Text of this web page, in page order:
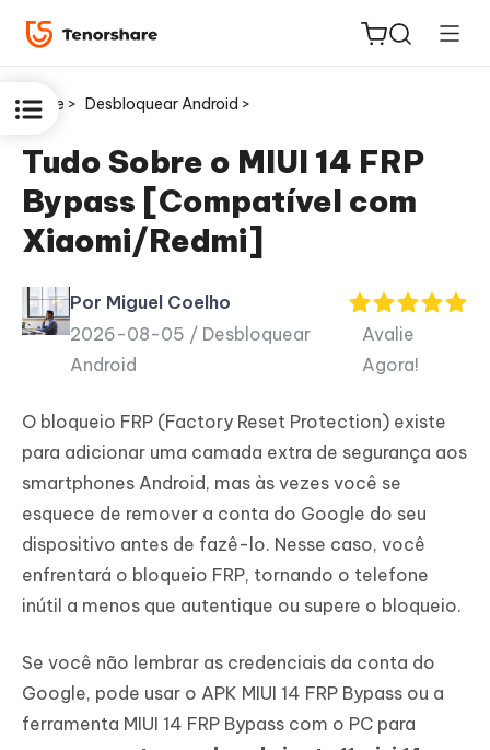
ReiBoot
for iOS
PDNob
PDF
Editor
Novo
iAnyGo
Home > Desbloquear Android >
Tudo Sobre o MIUI 14 FRP
Bypass [Compatível com
Xiaomi/Redmi]
Por Miguel Coelho
2026-08-05 / Desbloquear
Android
Avalie
Agora!
O bloqueio FRP (Factory Reset Protection) existe
para adicionar uma camada extra de segurança aos
smartphones Android, mas às vezes você se
esquece de remover a conta do Google do seu
dispositivo antes de fazê-lo. Nesse caso, você
enfrentará o bloqueio FRP, tornando o telefone
inútil a menos que autentique ou supere o bloqueio.
Se você não lembrar as credenciais da conta do
Google, pode usar o APK MIUI 14 FRP Bypass ou a
ferramenta MIUI 14 FRP Bypass com o PC para